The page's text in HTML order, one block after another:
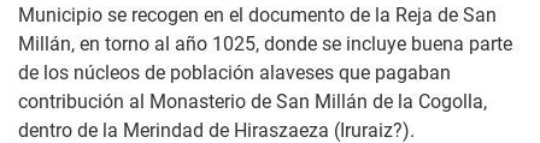
Municipio se recogen en el documento de la Reja de San
Millán, en torno al año 1025, donde se incluye buena parte
de los núcleos de población alaveses que pagaban
contribución al Monasterio de San Millán de la Cogolla,
dentro de la Merindad de Hiraszaeza (Iruraiz?).